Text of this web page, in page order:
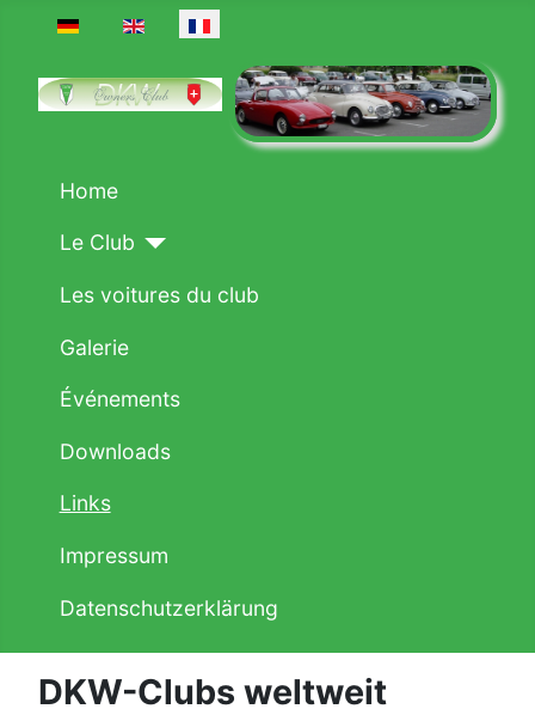
Sélectionnez votre langue
Home
Le Club
Les voitures du club
Galerie
Événements
Downloads
Links
Impressum
Datenschutzerklärung
DKW-Clubs weltweit